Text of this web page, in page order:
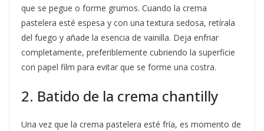
que se pegue o forme grumos. Cuando la crema
pastelera esté espesa y con una textura sedosa, retírala
del fuego y añade la esencia de vainilla. Deja enfriar
completamente, preferiblemente cubriendo la superficie
con papel film para evitar que se forme una costra.
2. Batido de la crema chantilly
Una vez que la crema pastelera esté fría, es momento de